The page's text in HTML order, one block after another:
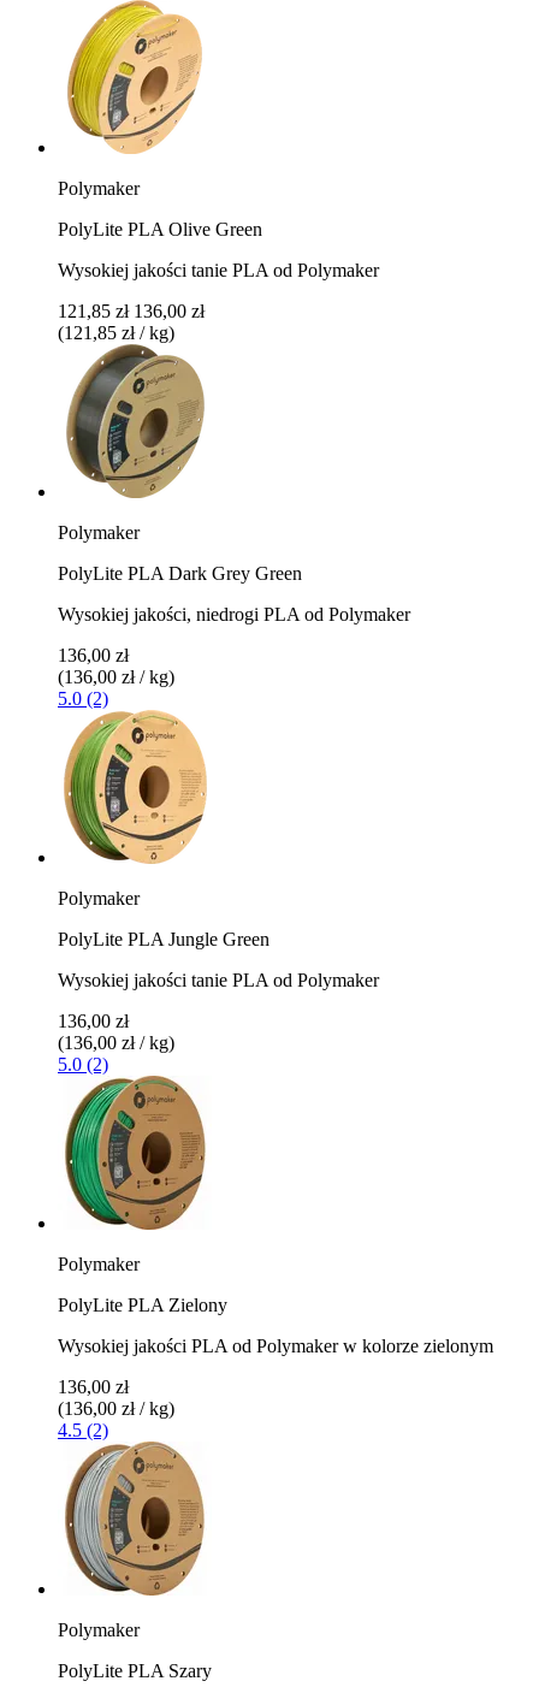
Polymaker
PolyLite PLA Olive Green
Wysokiej jakości tanie PLA od Polymaker
121,85 zł 136,00 zł
(121,85 zł / kg)
Polymaker
PolyLite PLA Dark Grey Green
Wysokiej jakości, niedrogi PLA od Polymaker
136,00 zł
(136,00 zł / kg)
5.0 (2)
Polymaker
PolyLite PLA Jungle Green
Wysokiej jakości tanie PLA od Polymaker
136,00 zł
(136,00 zł / kg)
5.0 (2)
Polymaker
PolyLite PLA Zielony
Wysokiej jakości PLA od Polymaker w kolorze zielonym
136,00 zł
(136,00 zł / kg)
4.5 (2)
Polymaker
PolyLite PLA Szary